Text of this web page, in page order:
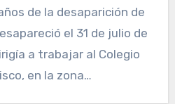
el 31 de julio de
a trabajar al Colegio
en la zona…